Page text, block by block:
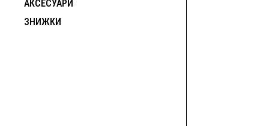
АКСЕСУАРИ
ЗНИЖКИ